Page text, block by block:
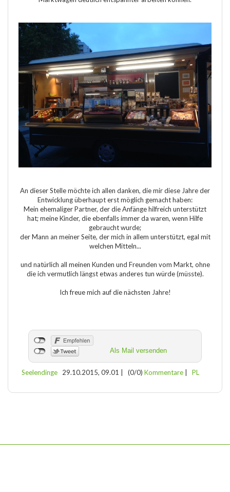
An dieser Stelle möchte ich allen danken, die mir diese Jahre der
Entwicklung überhaupt erst möglich gemacht haben:
Mein ehemaliger Partner, der die Anfänge hilfreich unterstützt
hat; meine Kinder, die ebenfalls immer da waren, wenn Hilfe
gebraucht wurde;
der Mann an meiner Seite, der mich in allem unterstützt, egal mit
welchen Mitteln...
und natürlich all meinen Kunden und Freunden vom Markt, ohne
die ich vermutlich längst etwas anderes tun würde (müsste).
Ich freue mich auf die nächsten Jahre!
Als Mail versenden
Seelendinge 29.10.2015, 09.01 (0/0) Kommentare PL